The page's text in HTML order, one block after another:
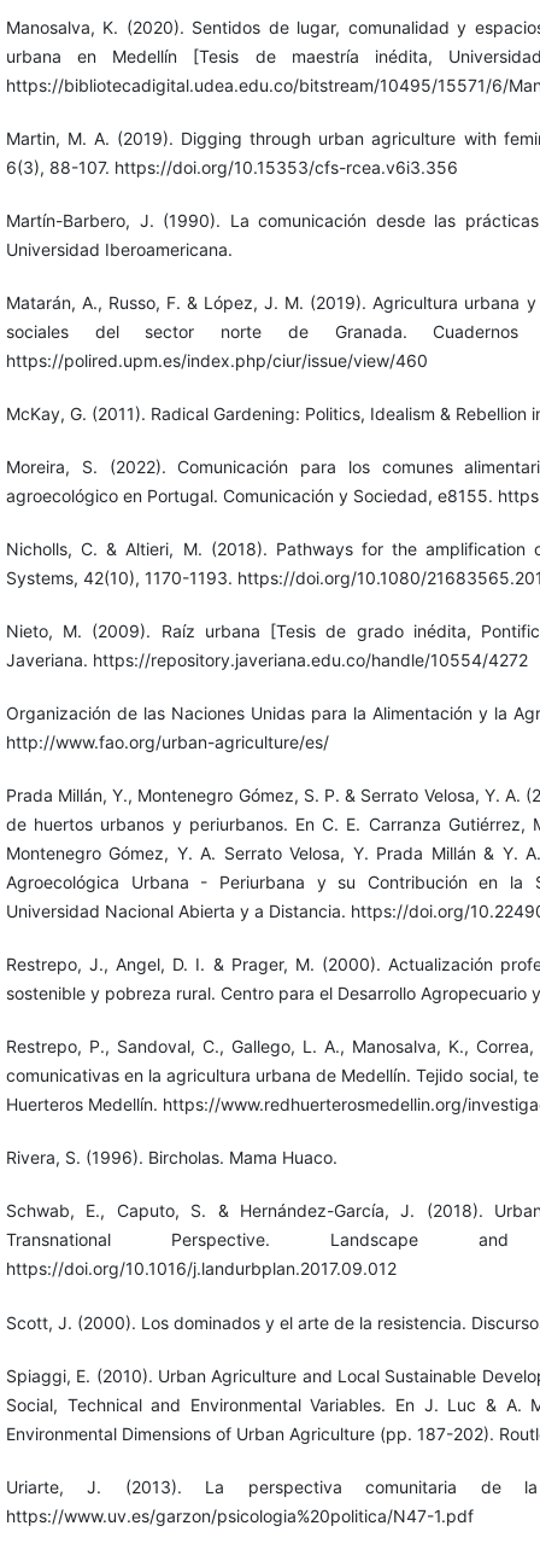
Manosalva, K. (2020). Sentidos de lugar, comunalidad y
urbana en Medellín [Tesis de maestría inédita,
https://bibliotecadigital.udea.edu.co/bitstream/10495/15571/6/
Martin, M. A. (2019). Digging through urban agriculture with
6(3), 88-107. https://doi.org/10.15353/cfs-rcea.v6i3.356
Martín-Barbero, J. (1990). La comunicación desde las
Universidad Iberoamericana.
Matarán, A., Russo, F. & López, J. M. (2019). Agricultura urbana
sociales del sector norte de Granada. Cuadernos
https://polired.upm.es/index.php/ciur/issue/view/460
McKay, G. (2011). Radical Gardening: Politics, Idealism & Rebellion
Moreira, S. (2022). Comunicación para los comunes
agroecológico en Portugal. Comunicación y Sociedad, e8155.
Nicholls, C. & Altieri, M. (2018). Pathways for the amplification
Systems, 42(10), 1170-1193. https://doi.org/10.1080/
Nieto, M. (2009). Raíz urbana [Tesis de grado inédita,
Javeriana. https://repository.javeriana.edu.co/handle/10554/4272
Organización de las Naciones Unidas para la Alimentación y la
http://www.fao.org/urban-agriculture/es/
Prada Millán, Y., Montenegro Gómez, S. P. & Serrato Velosa, Y.
de huertos urbanos y periurbanos. En C. E. Carranza Gutiérrez,
Montenegro Gómez, Y. A. Serrato Velosa, Y. Prada Millán & Y.
Agroecológica Urbana - Periurbana y su Contribución en la
Universidad Nacional Abierta y a Distancia. https://doi.org/
Restrepo, J., Angel, D. I. & Prager, M. (2000). Actualización
sostenible y pobreza rural. Centro para el Desarrollo Agropecuario
Restrepo, P., Sandoval, C., Gallego, L. A., Manosalva, K.,
comunicativas en la agricultura urbana de Medellín. Tejido social,
Huerteros Medellín. https://www.redhuerterosmedellin.org/
Rivera, S. (1996). Bircholas. Mama Huaco.
Schwab, E., Caputo, S. & Hernández-García, J. (2018).
Transnational Perspective. Landscape
https://doi.org/10.1016/j.landurbplan.2017.09.012
Scott, J. (2000). Los dominados y el arte de la resistencia.
Spiaggi, E. (2010). Urban Agriculture and Local Sustainable
Social, Technical and Environmental Variables. En J. Luc & A.
Environmental Dimensions of Urban Agriculture (pp. 187-202).
Uriarte, J. (2013). La perspectiva comunitaria de
https://www.uv.es/garzon/psicologia%20politica/N47-1.pdf